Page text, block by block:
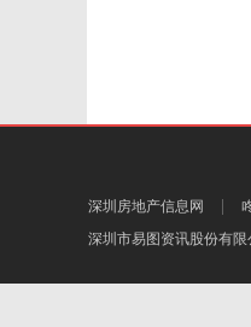
深圳房地产信息网
深圳市易图资讯股份有限